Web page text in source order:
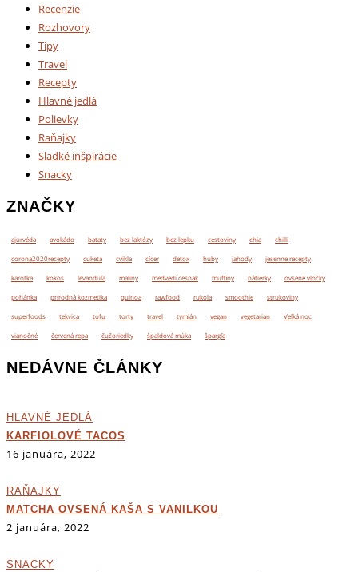
Recenzie
Rozhovory
Tipy
Travel
Recepty
Hlavné jedlá
Polievky
Raňajky
Sladké inšpirácie
Snacky
ZNAČKY
ajurvéda avokádo bataty bez laktózy bez lepku cestoviny chia chilli
corona2020recepty cuketa cvikla cícer detox huby jahody jesenne recepty
karotka kokos levanduľa maliny medvedí cesnak muffiny nátierky ovsené vločky
pohánka prírodná kozmetika quinoa rawfood rukola smoothie strukoviny
superfoods tekvica tofu torty travel tymián vegan vegetarian Veľká noc
vianočné červená repa čučoriedky špaldová múka špargľa
NEDÁVNE ČLÁNKY
HLAVNÉ JEDLÁ
KARFIOLOVÉ TACOS
16 januára, 2022
RAŇAJKY
MATCHA OVSENÁ KAŠA S VANILKOU
2 januára, 2022
SNACKY